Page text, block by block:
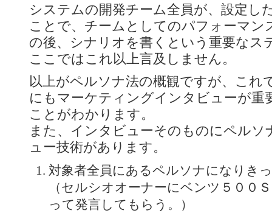
システムの開発チーム全員が、設定し
ことで、チームとしてのパフォーマン
の後、シナリオを書くという重要なス
ここではこれ以上言及しません。
以上がペルソナ法の概観ですが、これ
にもマーケティングインタビューが重
ことがわかります。
また、インタビューそのものにペルソ
ュー技術があります。
対象者全員にあるペルソナになりき
（セルシオオーナーにベンツ５００
って発言してもらう。）